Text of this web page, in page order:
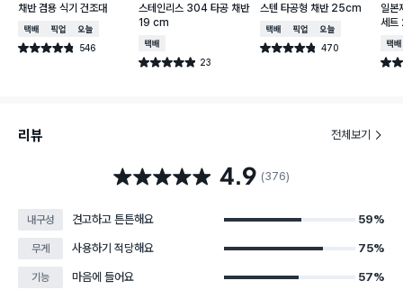
채반 겸용 식기 건조대
택배배송매장픽업오늘배송
별점 4.8점 546
건 작성
스테인리스 304 타공 채반
19 cm
택배배송
별점 4.9점 23
건 작성
스텐 타공형 채반 25cm
택배배송매장픽업오늘배송
별점 4.8점 470
건 작성
일본
세
택배
별점
리뷰 전체보기
별점 4.9점 4.9 (376)
내구성 견고하고 튼튼해요 59%
무게 사용하기 적당해요 75%
기능 마음에 들어요 57%